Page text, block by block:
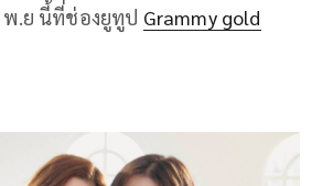
.ย นี้ที่ช่องยูทูป Grammy gold